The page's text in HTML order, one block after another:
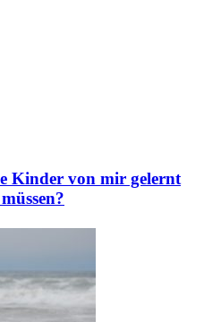
Kinder von mir gelernt